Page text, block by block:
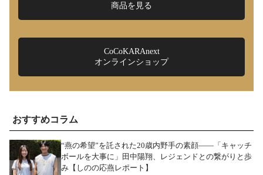
商品を見る
CoCoKARAnext
オンラインショップ
おすすめコラム
“燕の希望”を託された20歳内野手の素顔――「キャッチ
ボールを大事に」田中陽翔、レジェンドとの繋がりと歩
み【しのの応燕レポート】